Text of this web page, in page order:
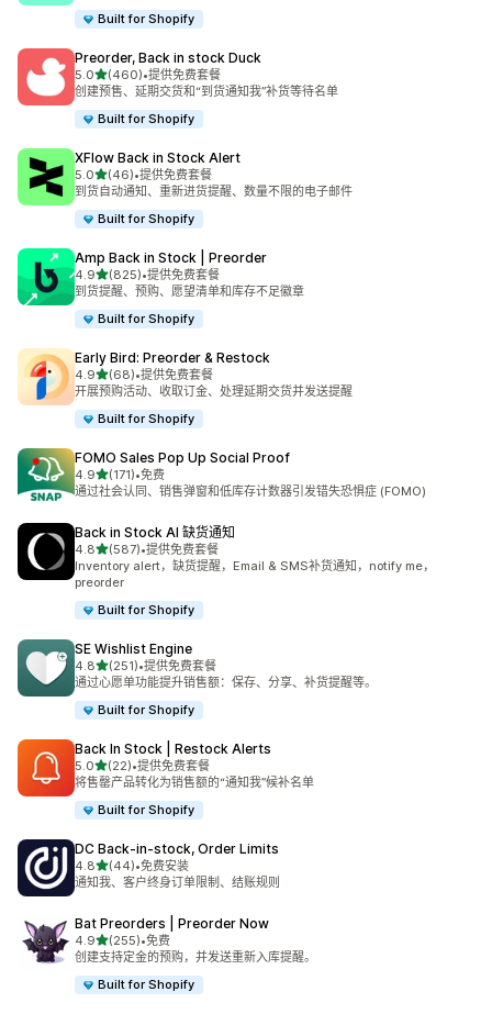
Built for Shopify
Preorder, Back in stock Duck
5.0星（满分 5 星）
(460)
总共 460 条评论
•提供免费套餐
创建预售、延期交货和“到货通知我”补货等待名单
Built for Shopify
XFlow Back in Stock Alert
5.0星（满分 5 星）
(46)
总共 46 条评论
•提供免费套餐
到货自动通知、重新进货提醒、数量不限的电子邮件
Built for Shopify
Amp Back in Stock | Preorder
4.9星（满分 5 星）
(825)
总共 825 条评论
•提供免费套餐
到货提醒、预购、愿望清单和库存不足徽章
Built for Shopify
Early Bird: Preorder & Restock
4.9星（满分 5 星）
(68)
总共 68 条评论
•提供免费套餐
开展预购活动、收取订金、处理延期交货并发送提醒
Built for Shopify
FOMO Sales Pop Up Social Proof
4.9星（满分 5 星）
(171)
总共 171 条评论
•免费
通过社会认同、销售弹窗和低库存计数器引发错失恐惧症 (FOMO)
Back in Stock AI 缺货通知
4.8星（满分 5 星）
(587)
总共 587 条评论
•提供免费套餐
Inventory alert，缺货提醒，Email & SMS补货通知，notify me，
preorder
Built for Shopify
SE Wishlist Engine
4.8星（满分 5 星）
(251)
总共 251 条评论
•提供免费套餐
通过心愿单功能提升销售额：保存、分享、补货提醒等。
Built for Shopify
Back In Stock | Restock Alerts
5.0星（满分 5 星）
(22)
总共 22 条评论
•提供免费套餐
将售罄产品转化为销售额的“通知我”候补名单
Built for Shopify
DC Back‑in‑stock, Order Limits
4.8星（满分 5 星）
(44)
总共 44 条评论
•免费安装
通知我、客户终身订单限制、结账规则
Bat Preorders | Preorder Now
4.9星（满分 5 星）
(255)
总共 255 条评论
•免费
创建支持定金的预购，并发送重新入库提醒。
Built for Shopify